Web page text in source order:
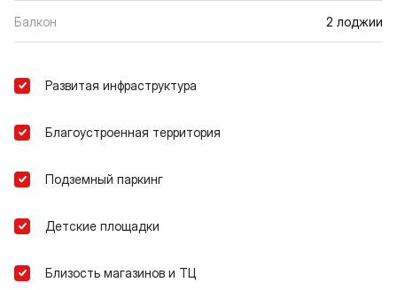
Балкон 2 лоджии
Развитая инфраструктура
Благоустроенная территория
Подземный паркинг
Детские площадки
Близость магазинов и ТЦ